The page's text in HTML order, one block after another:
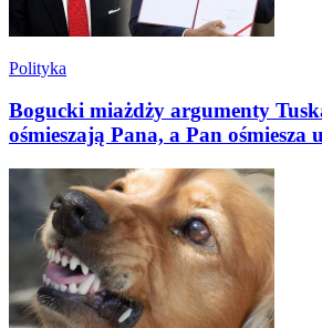
Polityka
Bogucki miażdży argumenty
ośmieszają Pana, a Pan ośmiesza